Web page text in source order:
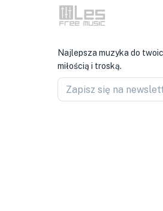
Najlepsza muzyka do
miłością i troską.
Zapisz się na